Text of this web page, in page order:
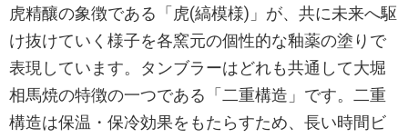
虎精釀の象徴である「虎(縞模様)」が、共に未来へ駆
け抜けていく様子を各窯元の個性的な釉薬の塗りで
表現しています。タンブラーはどれも共通して大堀
相馬焼の特徴の一つである「二重構造」です。二重
構造は保温・保冷効果をもたらすため、長い時間ビ